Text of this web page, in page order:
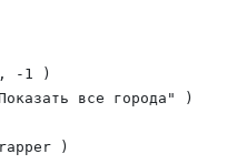
-1 )
все города" )
)